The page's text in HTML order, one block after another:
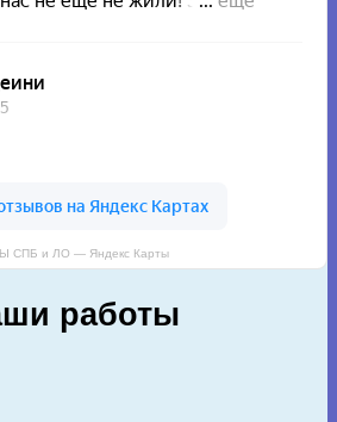
СПБ и ЛО — Яндекс Карты
работы